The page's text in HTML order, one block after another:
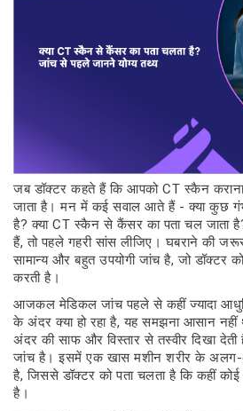
जब डॉक्टर कहते हैं कि आपको CT स्कैन कराना
जाता है। मन में कई सवाल आते हैं - क्या कुछ
है? क्या CT स्कैन से कैंसर का पता चल जाता
हैं, तो पहले गहरी सांस लीजिए। घबराने की
सामान्य और बहुत उपयोगी जांच है, जो डॉक्टर
करती है।
आजकल मेडिकल जांच पहले से कहीं ज्यादा
के अंदर क्या हो रहा है, यह समझना आसान
अंदर की साफ और विस्तार से तस्वीर दिखा
जांच है। इसमें एक खास मशीन शरीर के अलग-
है, जिससे डॉक्टर को पता चलता है कि कहीं
है।